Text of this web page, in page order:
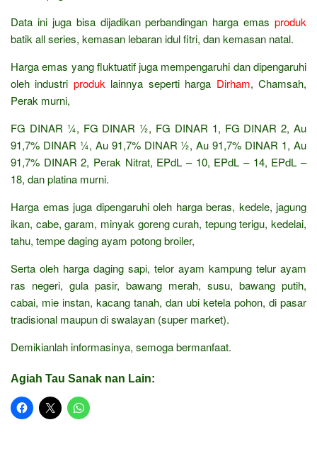
Data ini juga bisa dijadikan perbandingan harga emas produk
batik all series, kemasan lebaran idul fitri, dan kemasan natal.
Harga emas yang fluktuatif juga mempengaruhi dan dipengaruhi
oleh industri produklainnya seperti harga Dirham, Chamsah,
Perak murni,
FG DINAR ¼, FG DINAR ½, FG DINAR 1, FG DINAR 2, Au
91,7% DINAR ¼, Au 91,7% DINAR ½, Au 91,7% DINAR 1, Au
91,7% DINAR 2, Perak Nitrat, EPdL – 10, EPdL – 14, EPdL –
18, dan platina murni.
Harga emas juga dipengaruhi oleh harga beras, kedele, jagung
ikan, cabe, garam, minyak goreng curah, tepung terigu, kedelai,
tahu, tempe daging ayam potong broiler,
Serta oleh harga daging sapi, telor ayam kampung telur ayam
ras negeri, gula pasir, bawang merah, susu, bawang putih,
cabai, mie instan, kacang tanah, dan ubi ketela pohon, di pasar
tradisional maupun di swalayan (super market).
Demikianlah informasinya, semoga bermanfaat.
Agiah Tau Sanak nan Lain: